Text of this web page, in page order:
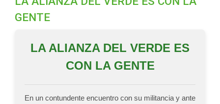
GENTE
LA ALIANZA DEL VERDE ES
CON LA GENTE
En un contundente encuentro con su militancia y ante